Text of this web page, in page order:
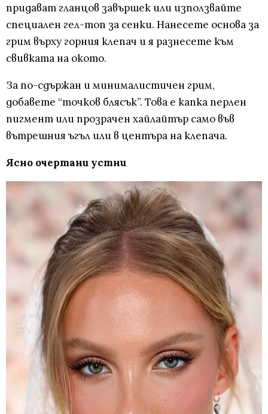
придават гланцов завършек или използвайте
специален гел-топ за сенки. Нанесете основа за
грим върху горния клепач и я разнесете към
свивката на окото.
За по-сдържан и минималистичен грим,
добавете “точков блясък”. Това е капка перлен
пигмент или прозрачен хайлайтър само във
вътрешния ъгъл или в центъра на клепача.
Ясно очертани устни